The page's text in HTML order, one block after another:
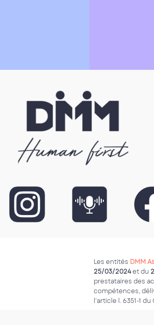
Les entités DMM
25/03/2024et du
prestataires des
compétences,
l’article l. 6351-1